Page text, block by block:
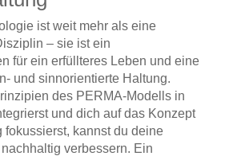
ist weit mehr als eine
– sie ist ein
für ein erfüllteres Leben und eine
und sinnorientierte Haltung.
des PERMA-Modells in
und dich auf das Konzept
fokussierst, kannst du deine
verbessern. Ein